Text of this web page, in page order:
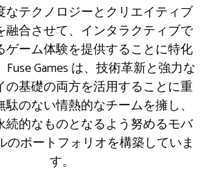
なテクノロジーとクリエイティブ
融合させて、インタラクティブで
ゲーム体験を提供することに特化
Fuse Games は、技術革新と強力な
の基礎の両方を活用することに重
のない情熱的なチームを擁し、
続的なものとなるよう努めるモバ
のポートフォリオを構築していま
す。